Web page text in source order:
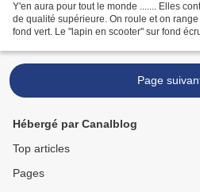
Y'en aura pour tout le monde ....... Elles
de qualité supérieure. On roule et on
fond vert. Le "lapin en scooter" sur fond
Page
Hébergé par Canalblog
Top articles
Pages